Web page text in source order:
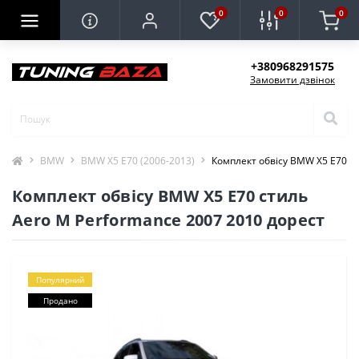
0 0 0
+380968291575
Замовити дзвінок
BMW BMW X5 E70 (2006-2013) Комплект обвісу BMW X5 E70
Комплект обвісу BMW X5 E70 стиль
Aero M Performance 2007 2010 дорест
Популярний
Продано